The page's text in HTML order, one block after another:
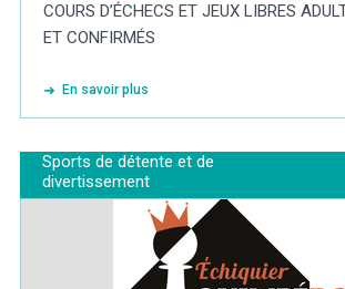
COURS D’ÉCHECS ET JEUX LIBRES
ET CONFIRMÉS
En savoir plus
Sports de détente et de
divertissement